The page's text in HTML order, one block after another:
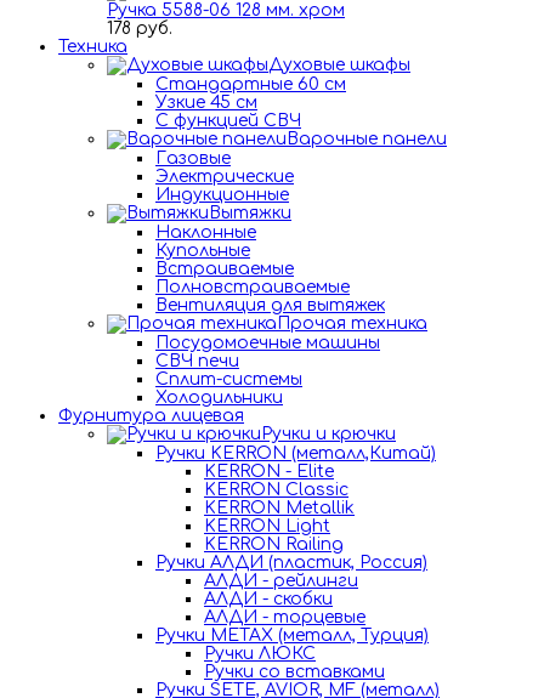
Ручка 5588-06 128 мм. хром
178 руб.
Техника
Духовые шкафы
Стандартные 60 см
Узкие 45 см
С функцией СВЧ
Варочные панели
Газовые
Электрические
Индукционные
Вытяжки
Наклонные
Купольные
Встраиваемые
Полновстраиваемые
Вентиляция для вытяжек
Прочая техника
Посудомоечные машины
СВЧ печи
Сплит-системы
Холодильники
Фурнитура лицевая
Ручки и крючки
Ручки KERRON (металл,Китай)
KERRON - Elite
KERRON Classic
KERRON Metallik
KERRON Light
KERRON Railing
Ручки АЛДИ (пластик, Россия)
АЛДИ - рейлинги
АЛДИ - скобки
АЛДИ - торцевые
Ручки METAX (металл, Турция)
Ручки ЛЮКС
Ручки со вставками
Ручки SETE, AVIOR, MF (металл)